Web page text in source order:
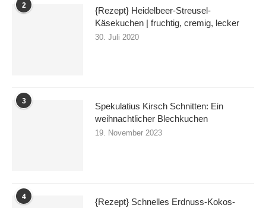
2
{Rezept} Heidelbeer-Streusel-
Käsekuchen | fruchtig, cremig, lecker
30. Juli 2020
3
Spekulatius Kirsch Schnitten: Ein
weihnachtlicher Blechkuchen
19. November 2023
4
{Rezept} Schnelles Erdnuss-Kokos-